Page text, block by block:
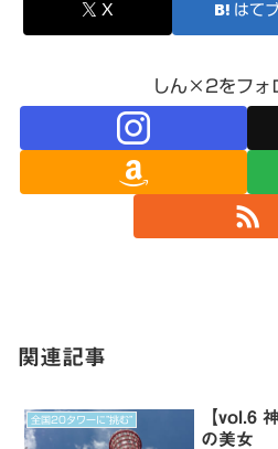
X はて
しん×2をフォ
関連記事
全国20タワーに”挑む”
【vol.6
の美女